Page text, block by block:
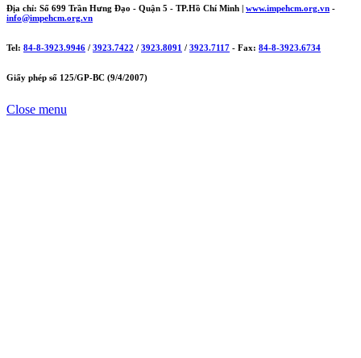
Địa chỉ: Số 699 Trần Hưng Đạo - Quận 5 - TP.Hồ Chí Minh | www.impehcm.org.vn -
info@impehcm.org.vn
Tel: 84-8-3923.9946 / 3923.7422 / 3923.8091 / 3923.7117 - Fax: 84-8-3923.6734
Giấy phép số 125/GP-BC (9/4/2007)
Close menu